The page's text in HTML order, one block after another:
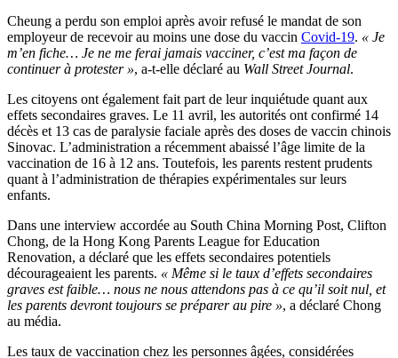
Cheung a perdu son emploi après avoir refusé le mandat de son
employeur de recevoir au moins une dose du vaccin Covid-19. « Je
m’en fiche… Je ne me ferai jamais vacciner, c’est ma façon de
continuer à protester », a-t-elle déclaré au Wall Street Journal.
Les citoyens ont également fait part de leur inquiétude quant aux
effets secondaires graves. Le 11 avril, les autorités ont confirmé 14
décès et 13 cas de paralysie faciale après des doses de vaccin chinois
Sinovac. L’administration a récemment abaissé l’âge limite de la
vaccination de 16 à 12 ans. Toutefois, les parents restent prudents
quant à l’administration de thérapies expérimentales sur leurs
enfants.
Dans une interview accordée au South China Morning Post, Clifton
Chong, de la Hong Kong Parents League for Education
Renovation, a déclaré que les effets secondaires potentiels
décourageaient les parents. « Même si le taux d’effets secondaires
graves est faible… nous ne nous attendons pas à ce qu’il soit nul, et
les parents devront toujours se préparer au pire », a déclaré Chong
au média.
Les taux de vaccination chez les personnes âgées, considérées